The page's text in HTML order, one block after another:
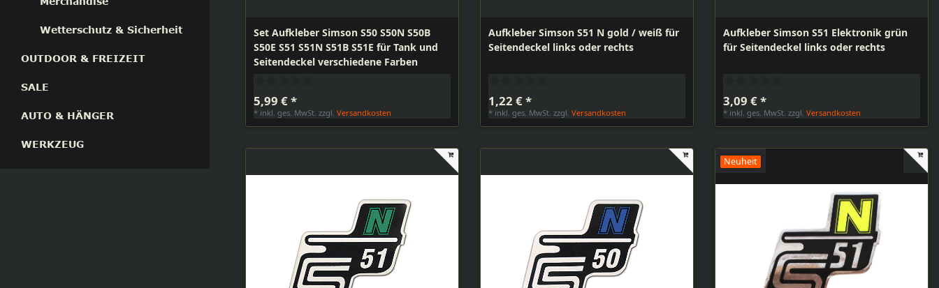
Wetterschutz & Sicherheit
OUTDOOR & FREIZEIT
SALE
AUTO & HÄNGER
WERKZEUG
Set Aufkleber Simson S50 S50N S50B
S50E S51 S51N S51B S51E für Tank und
Seitendeckel verschiedene Farben
5,99 € *
* inkl. ges. MwSt. zzgl.Versandkosten
Aufkleber Simson S51 N gold / weiß für
Seitendeckel links oder rechts
1,22 € *
* inkl. ges. MwSt. zzgl.Versandkosten
Aufkleber Simson S51 Elektronik grün
für Seitendeckel links oder rechts
3,09 € *
* inkl. ges. MwSt. zzgl.Versandkosten
Neuheit